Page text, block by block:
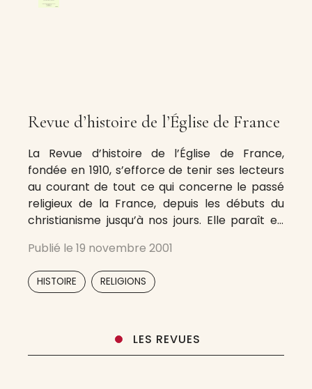
Revue d’histoire de l’Église de France
La Revue d’histoire de l’Église de France,
fondée en 1910, s’efforce de tenir ses lecteurs
au courant de tout ce qui concerne le passé
religieux de la France, depuis les débuts du
christianisme jusqu’à nos jours. Elle paraît en
chacun, contenant : • des articles de fond
Publié le 19 novembre 2001
HISTOIRE RELIGIONS
LES REVUES